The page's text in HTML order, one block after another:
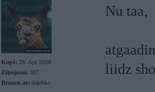
Kopš: 28. Apr 2008
Ziņojumi: 307
Braucu ar: dajebko
Nu taa,
liidz